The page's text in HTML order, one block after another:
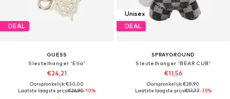
DEAL
GUESS
Sleutelhanger 'Ella'
€24,21
Oorspronkelijk: €30,00
Laatste laagste prijs:€26,90-10%
Unisex
DEAL
SPRAYGROUND
Sleutelhanger 'BEAR CUB'
€11,56
Oorspronkelijk: €28,90
Laatste laagste prijs:€17,77-35%